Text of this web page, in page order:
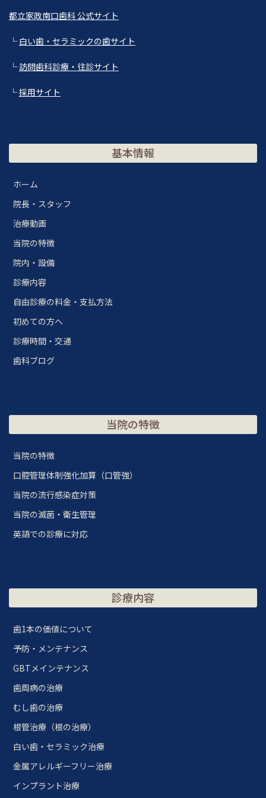
都立家政南口歯科 公式サイト
└白い歯・セラミックの歯サイト
└訪問歯科診療・往診サイト
└採用サイト
基本情報
ホーム
院長・スタッフ
治療動画
当院の特徴
院内・設備
診療内容
自由診療の料金・支払方法
初めての方へ
診療時間・交通
歯科ブログ
当院の特徴
当院の特徴
口腔管理体制強化加算（口管強）
当院の流行感染症対策
当院の滅菌・衛生管理
英語での診療に対応
診療内容
歯1本の価値について
予防・メンテナンス
GBTメインテナンス
歯周病の治療
むし歯の治療
根管治療（根の治療）
白い歯・セラミック治療
金属アレルギーフリー治療
インプラント治療